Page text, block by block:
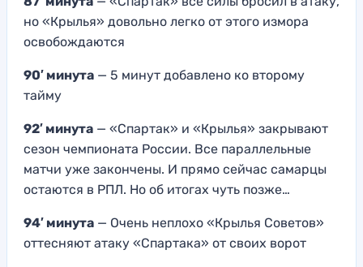
но «Крылья» довольно легко от этого измора
освобождаются
90′ минута — 5 минут добавлено ко второму
тайму
92′ минута — «Спартак» и «Крылья» закрывают
сезон чемпионата России. Все параллельные
матчи уже закончены. И прямо сейчас самарцы
остаются в РПЛ. Но об итогах чуть позже…
94′ минута — Очень неплохо «Крылья Советов»
оттесняют атаку «Спартака» от своих ворот